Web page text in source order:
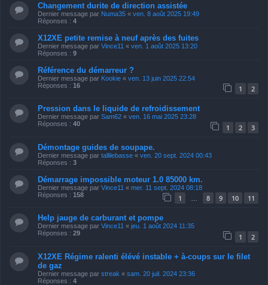
Changement durite de direction assistée
Dernier message par Numa35 « ven. 8 août 2025 19:49
Réponses : 4
X12XE petite remise à neuf après des fuites
Dernier message par Vince11 « ven. 1 août 2025 13:20
Réponses : 9
Référence du démarreur ?
Dernier message par Kookie « ven. 13 juin 2025 22:54
Réponses : 16 1 2
Pression dans le liquide de refroidissement
Dernier message par Sam62 « ven. 16 mai 2025 23:28
Réponses : 40 1 2 3
Démontage guides de soupape.
Dernier message par tallilebasse « ven. 20 sept. 2024 00:43
Réponses : 3
Démarrage impossible moteur 1.0 85000 km.
Dernier message par Vince11 « mer. 11 sept. 2024 08:18
Réponses : 158 1 8 9 10 11
Help jauge de carburant et pompe
Dernier message par Vince11 « jeu. 1 août 2024 11:35
Réponses : 29 1 2
X12XE Régime ralenti élévé instable + à-coups sur le filet
de gaz
Dernier message par streak « sam. 20 juil. 2024 23:36
Réponses : 4